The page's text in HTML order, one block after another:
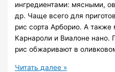
ингредиентами: мясными,
др. Чаще всего для
рис сорта Арборио. А также
Карнароли и Виалоне нано.
рис обжаривают в
Шедевры
Читать далее »